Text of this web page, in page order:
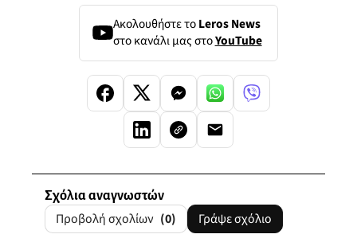
Ακολουθήστε τοLeros News
στο κανάλι μας στοYouTube
Σχόλια αναγνωστών
Προβολή σχολίων (0) Γράψε σχόλιο